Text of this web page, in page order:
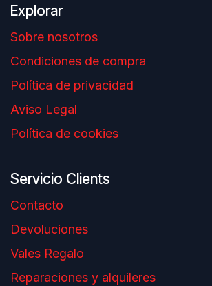
Explorar
Sobre nosotros
Condiciones de compra
Política de privacidad
Aviso Legal
Política de cookies
Servicio Clients
Contacto
Devoluciones
Vales Regalo
Reparaciones y alquileres